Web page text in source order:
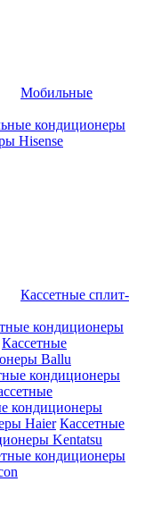
Мобильные
кондиционеры
Hisense
Кассетные сплит-
кондиционеры
Кассетные
Ballu
кондиционеры
кондиционеры
Haier Кассетные
Kentatsu
кондиционеры